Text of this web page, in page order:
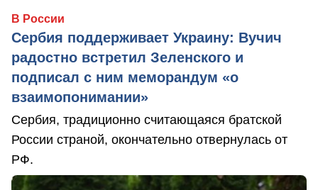
В России
Сербия поддерживает Украину: Вучич
радостно встретил Зеленского и
подписал с ним меморандум «о
взаимопонимании»
Сербия, традиционно считающаяся братской
России страной, окончательно отвернулась от
РФ.